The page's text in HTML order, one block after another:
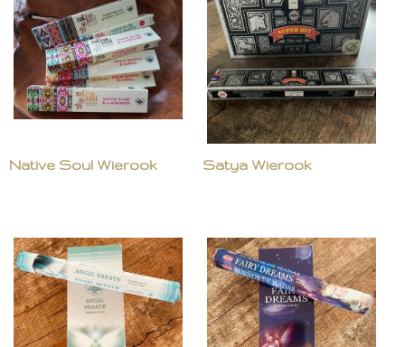
Native Soul Wierook Satya Wierook